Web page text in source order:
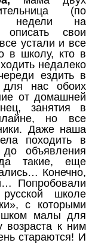
(по
недели на
свои
устали и все
в школу, кто в
недалеко
ездить в
для нас обоих
от домашней
занятия в
но все
Даже наша
походить в
объявления
такие, еще
Конечно,
Попробовали
школе
с которыми
малы для
возраста к ним
стараются! И